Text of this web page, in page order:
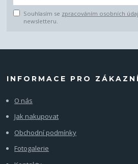
Souhlasím se zpracováním osobních
newsletteru.
INFORMACE PRO
O nás
Jak nakupovat
Obchodní podmínky
Fotogalerie